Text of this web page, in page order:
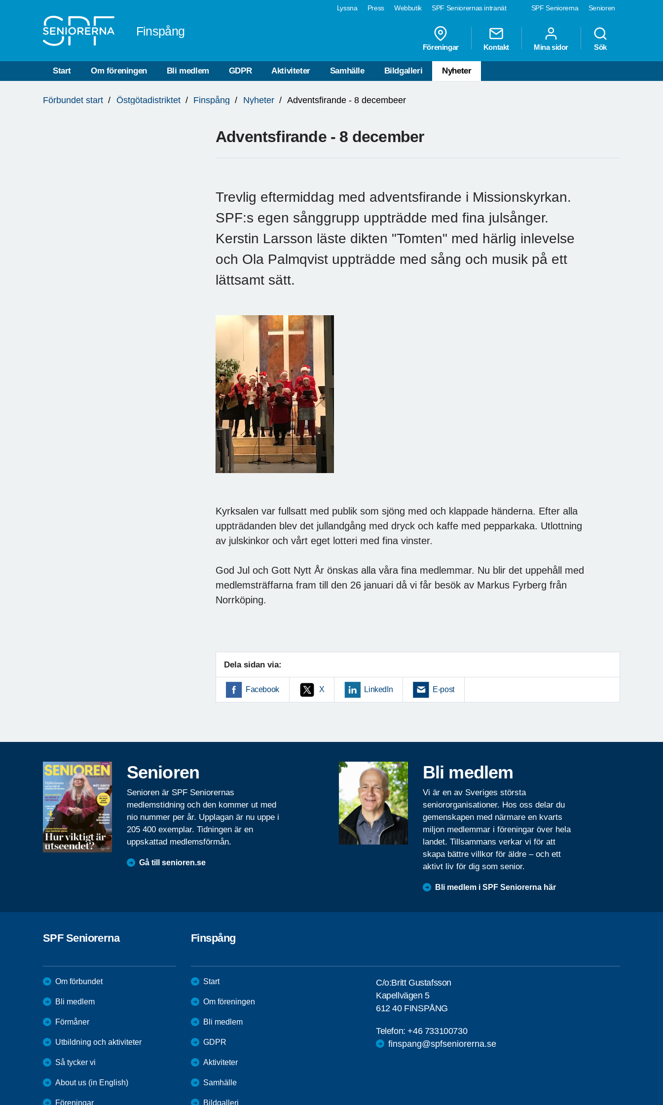
SPF Seniorerna Senioren
Lyssna Press Webbutik SPF Seniorernas intranät
Finspång
Föreningar Kontakt Mina sidor Sök
Start Om föreningen Bli medlem GDPR Aktiviteter Samhälle Bildgalleri Nyheter
är
Förbundet start Östgötadistriktet Finspång Nyheter Adventsfirande - 8 decembeer
Adventsfirande - 8 december
Trevlig eftermiddag med adventsfirande i Missionskyrkan.
SPF:s egen sånggrupp uppträdde med fina julsånger.
Kerstin Larsson läste dikten "Tomten" med härlig inlevelse
och Ola Palmqvist uppträdde med sång och musik på ett
lättsamt sätt.
Kyrksalen var fullsatt med publik som sjöng med och klappade händerna. Efter alla
uppträdanden blev det jullandgång med dryck och kaffe med pepparkaka. Utlottning
av julskinkor och vårt eget lotteri med fina vinster.
God Jul och Gott Nytt År önskas alla våra fina medlemmar. Nu blir det uppehåll med
medlemsträffarna fram till den 26 januari då vi får besök av Markus Fyrberg från
Norrköping.
Dela sidan via:
Facebook X LinkedIn E-post
Senioren
Senioren är SPF Seniorernas
medlemstidning och den kommer ut med
nio nummer per år. Upplagan är nu uppe i
205 400 exemplar. Tidningen är en
uppskattad medlemsförmån.
Gå till senioren.se
Bli medlem
Vi är en av Sveriges största
seniororganisationer. Hos oss delar du
gemenskapen med närmare en kvarts
miljon medlemmar i föreningar över hela
landet. Tillsammans verkar vi för att
skapa bättre villkor för äldre – och ett
aktivt liv för dig som senior.
Bli medlem i SPF Seniorerna här
SPF Seniorerna
Om förbundet
Bli medlem
Förmåner
Utbildning och aktiviteter
Så tycker vi
About us (in English)
Föreningar
Finspång
Start
Om föreningen
Bli medlem
GDPR
Aktiviteter
Samhälle
Bildgalleri
C/o:Britt Gustafsson
Kapellvägen 5
612 40 FINSPÅNG
Telefon:+46 733100730
finspang@spfseniorerna.se